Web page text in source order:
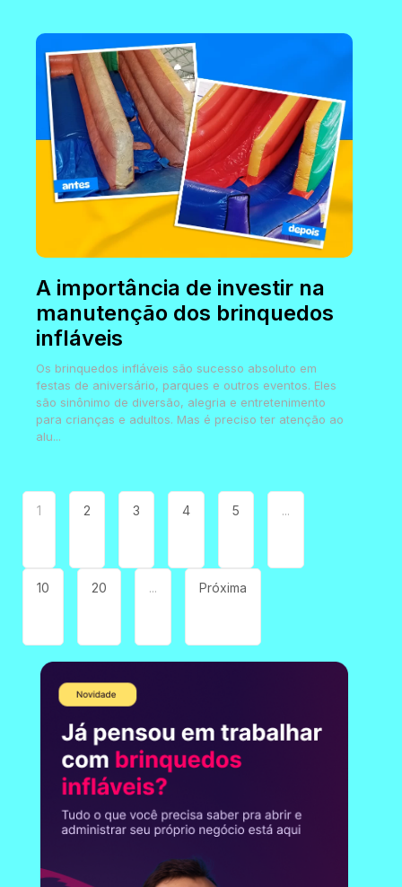
A importância de investir na
manutenção dos brinquedos
infláveis
Os brinquedos infláveis são sucesso absoluto em
festas de aniversário, parques e outros eventos. Eles
são sinônimo de diversão, alegria e entretenimento
para crianças e adultos. Mas é preciso ter atenção ao
alu...
1 2 3 4 5 ...
10 20 ... Próxima